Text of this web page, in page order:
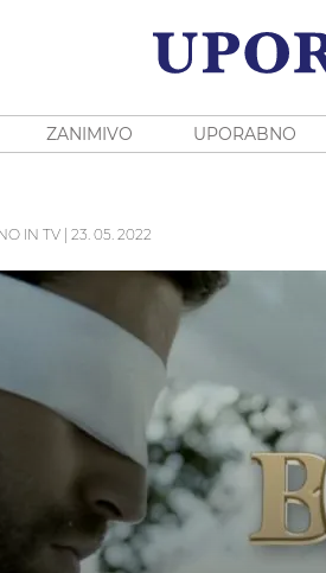
ZANIMIVO UPORABNO
IN TV 23. 05. 2022